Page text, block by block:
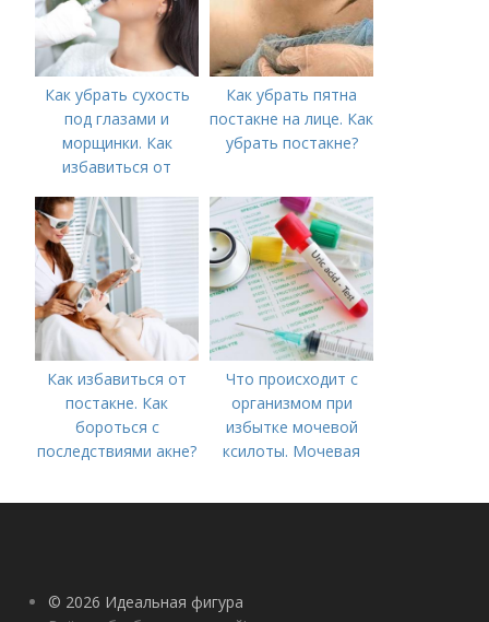
Как убрать сухость
под глазами и
морщинки. Как
избавиться от
косметологические
процедуры
Как убрать пятна
постакне на лице. Как
убрать постакне?
Как избавиться от
постакне. Как
бороться с
последствиями акне?
Что происходит с
организмом при
избытке мочевой
ксилоты. Мочевая
норма и отклонения
© 2026 Идеальная фигура